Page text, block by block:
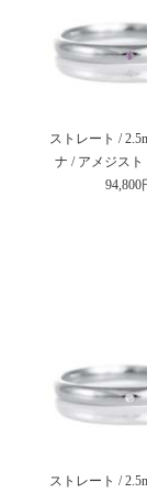
ストレート /
ナ / アメジスト
94,800
ストレート /